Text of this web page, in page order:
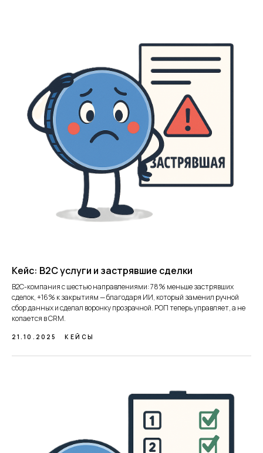
Кейс: B2C услуги и застрявшие сделки
B2C-компания с шестью направлениями: 78% меньше застрявших
сделок, +16% к закрытиям — благодаря ИИ, который заменил ручной
сбор данных и сделал воронку прозрачной. РОП теперь управляет, а не
копается в CRM.
21.10.2025 КЕЙСЫ